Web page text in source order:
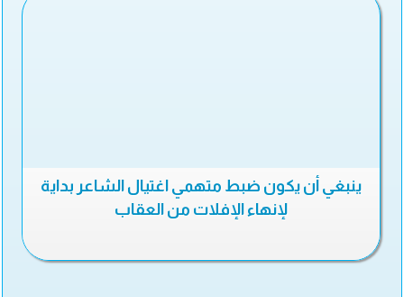
ينبغي أن يكون ضبط متهمي اغتيال الشاعر بداية
لإنهاء الإفلات من العقاب